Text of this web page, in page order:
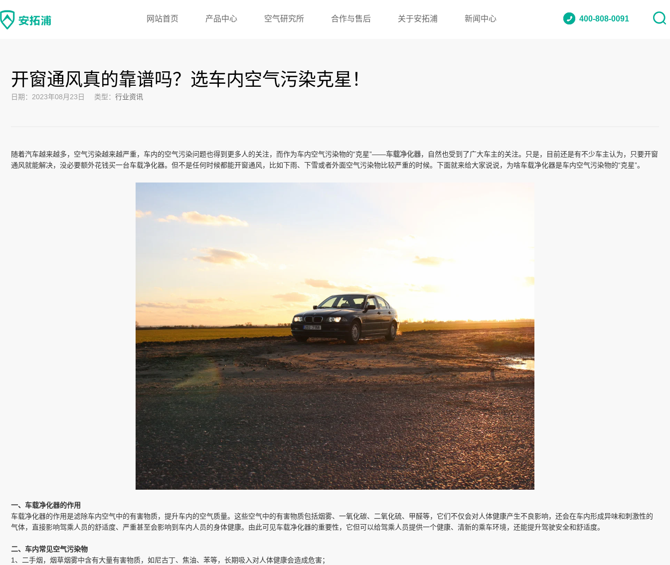
400-808-0091
网站首页 产品中心 空气研究所 合作与售后 关于安拓浦 新闻中心
开窗通风真的靠谱吗？选车内空气污染克星！
日期：2023年08月23日 类型： 行业资讯
随着汽车越来越多，空气污染越来越严重，车内的空气污染问题也得到更多人的关注，而作为车内空气污染物的“克星”——车载净化器，自然也受到了广大车主的关注。只是，目前还是有不少车主认为，只要开窗
通风就能解决，没必要额外花钱买一台车载净化器。但不是任何时候都能开窗通风，比如下雨、下雪或者外面空气污染物比较严重的时候。下面就来给大家说说，为啥车载净化器是车内空气污染物的“克星”。
一、车载净化器的作用
车载净化器的作用是滤除车内空气中的有害物质，提升车内的空气质量。这些空气中的有害物质包括烟雾、一氧化碳、二氧化硫、甲醛等，它们不仅会对人体健康产生不良影响，还会在车内形成异味和刺激性的
气体，直接影响驾乘人员的舒适度、严重甚至会影响到车内人员的身体健康。由此可见车载净化器的重要性，它但可以给驾乘人员提供一个健康、清新的乘车环境，还能提升驾驶安全和舒适度。
二、车内常见空气污染物
1、二手烟，烟草烟雾中含有大量有害物质，如尼古丁、焦油、苯等，长期吸入对人体健康会造成危害；